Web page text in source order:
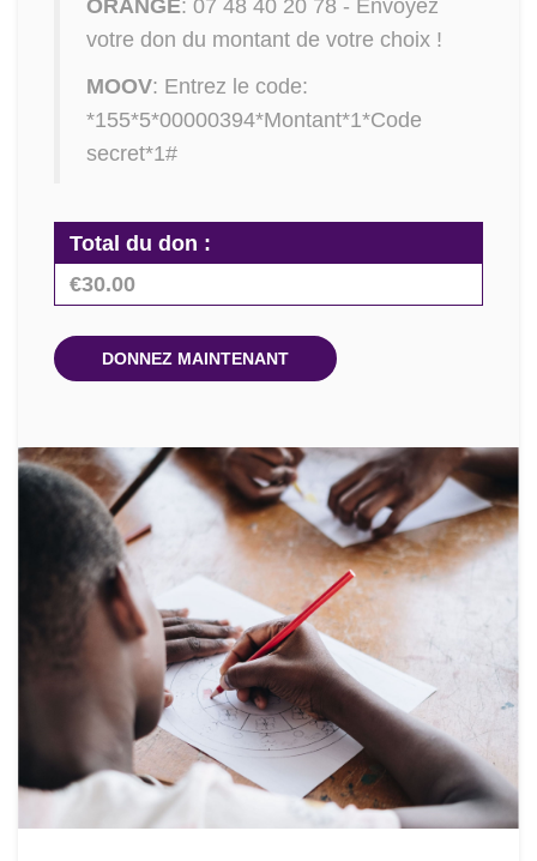
ORANGE: 07 48 40 20 78 - Envoyez
votre don du montant de votre choix !
MOOV: Entrez le code:
*155*5*00000394*Montant*1*Code
secret*1#
Total du don :
€30.00